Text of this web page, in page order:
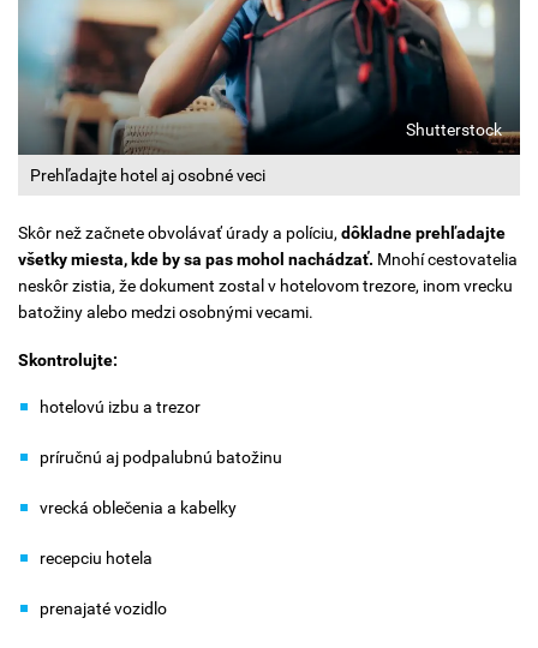
Prehľadajte hotel aj osobné veci
Shutterstock
Skôr než začnete obvolávať úrady a políciu,dôkladne prehľadajte
všetky miesta, kde by sa pas mohol nachádzať. Mnohí cestovatelia
neskôr zistia, že dokument zostal v hotelovom trezore, inom vrecku
batožiny alebo medzi osobnými vecami.
Skontrolujte:
hotelovú izbu a trezor
príručnú aj podpalubnú batožinu
vrecká oblečenia a kabelky
recepciu hotela
prenajaté vozidlo